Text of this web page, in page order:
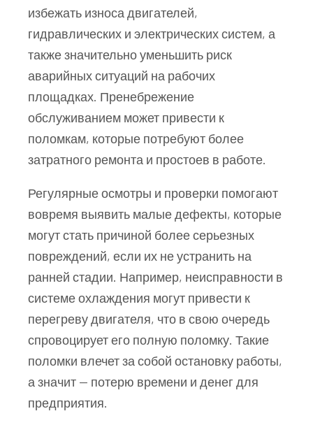
избежать износа двигателей,
гидравлических и электрических систем, а
также значительно уменьшить риск
аварийных ситуаций на рабочих
площадках. Пренебрежение
обслуживанием может привести к
поломкам, которые потребуют более
затратного ремонта и простоев в работе.
Регулярные осмотры и проверки помогают
вовремя выявить малые дефекты, которые
могут стать причиной более серьезных
повреждений, если их не устранить на
ранней стадии. Например, неисправности в
системе охлаждения могут привести к
перегреву двигателя, что в свою очередь
спровоцирует его полную поломку. Такие
поломки влечет за собой остановку работы,
а значит — потерю времени и денег для
предприятия.